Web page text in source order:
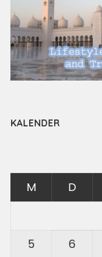
KALENDER
M D
5
6